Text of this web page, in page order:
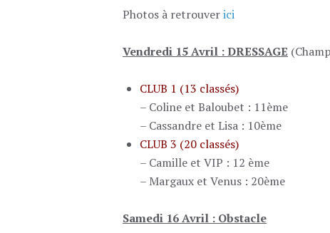
Photos à retrouverici
Vendredi 15 Avril : DRESSAGE
CLUB 1 (13 classés)
– Coline et Baloubet : 11ème
– Cassandre et Lisa : 10ème
CLUB 3 (20 classés)
– Camille et VIP : 12 ème
– Margaux et Venus : 20ème
Samedi 16 Avril : Obstacle